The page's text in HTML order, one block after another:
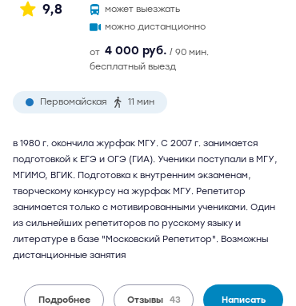
9,8
может выезжать
можно дистанционно
от 4 000 руб. / 90 мин.
бесплатный выезд
Первомайская 11 мин
в 1980 г. окончила журфак МГУ. С 2007 г. занимается
подготовкой к ЕГЭ и ОГЭ (ГИА). Ученики поступали в МГУ,
МГИМО, ВГИК. Подготовка к внутренним экзаменам,
творческому конкурсу на журфак МГУ. Репетитор
занимается только с мотивированными учениками. Один
из сильнейших репетиторов по русскому языку и
литературе в базе "Московский Репетитор". Возможны
дистанционные занятия
Подробнее Отзывы 43 Написать